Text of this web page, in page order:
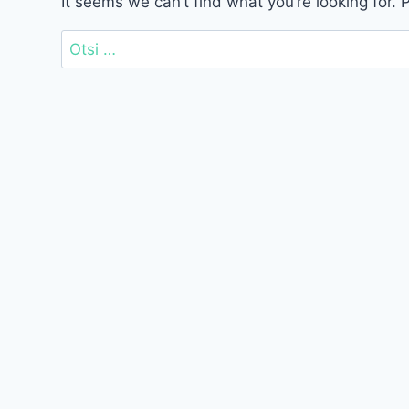
Otsi: